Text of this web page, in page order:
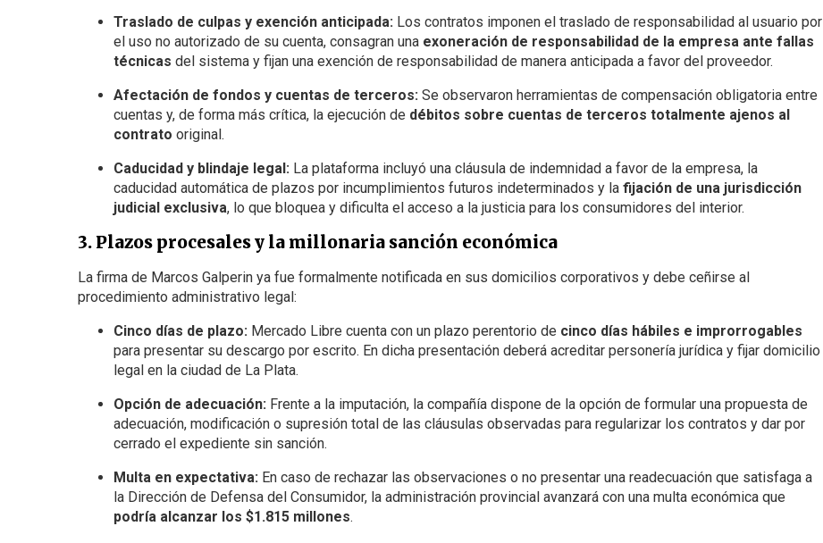
Traslado de culpas y exención anticipada: Los contratos imponen el traslado de responsabilidad al usuario por
el uso no autorizado de su cuenta, consagran una exoneración de responsabilidad de la empresa ante fallas
técnicas del sistema y fijan una exención de responsabilidad de manera anticipada a favor del proveedor.
Afectación de fondos y cuentas de terceros: Se observaron herramientas de compensación obligatoria entre
cuentas y, de forma más crítica, la ejecución de débitos sobre cuentas de terceros totalmente ajenos al
contrato original.
Caducidad y blindaje legal: La plataforma incluyó una cláusula de indemnidad a favor de la empresa, la
caducidad automática de plazos por incumplimientos futuros indeterminados y la fijación de una jurisdicción
judicial exclusiva, lo que bloquea y dificulta el acceso a la justicia para los consumidores del interior.
3. Plazos procesales y la millonaria sanción económica
La firma de Marcos Galperin ya fue formalmente notificada en sus domicilios corporativos y debe ceñirse al
procedimiento administrativo legal:
Cinco días de plazo: Mercado Libre cuenta con un plazo perentorio de cinco días hábiles e improrrogables
para presentar su descargo por escrito. En dicha presentación deberá acreditar personería jurídica y fijar domicilio
legal en la ciudad de La Plata.
Opción de adecuación: Frente a la imputación, la compañía dispone de la opción de formular una propuesta de
adecuación, modificación o supresión total de las cláusulas observadas para regularizar los contratos y dar por
cerrado el expediente sin sanción.
Multa en expectativa: En caso de rechazar las observaciones o no presentar una readecuación que satisfaga a
la Dirección de Defensa del Consumidor, la administración provincial avanzará con una multa económica que
podría alcanzar los $1.815 millones.